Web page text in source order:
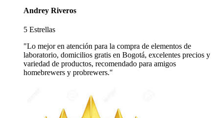
Andrey Riveros
5 Estrellas
"Lo mejor en atención para la compra de elementos de
laboratorio, domicilios gratis en Bogotá, excelentes precios y
variedad de productos, recomendado para amigos
homebrewers y probrewers."